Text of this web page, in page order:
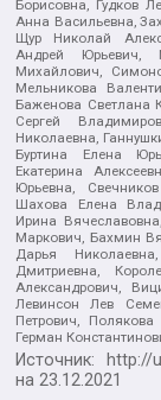
Борисовна, Гудков
Анна Васильевна,
Щур Николай
Андрей Юрьевич,
Михайлович,
Мельникова
Баженова Светлана
Сергей
Николаевна,
Буртина Елена
Екатерина
Юрьевна,
Шахова Елена
Ирина
Маркович, Бахмин
Дарья
Дмитриевна,
Александрович,
Левинсон Лев
Петрович,
Герман
Источник: http://
на23.12.2021